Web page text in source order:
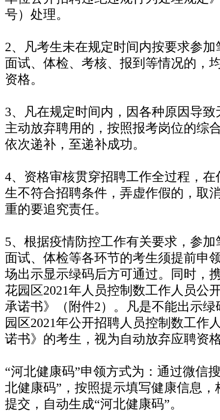
号）处理。
2、凡考生未在规定时间内按要求参
面试、体检、考核、报到等情况的，
资格。
3、凡在规定时间内，因各种原因导
主动放弃聘用的，按照报考岗位的综
依次递补，至递补成功。
4、资格审核贯穿招聘工作全过程，
生不符合招聘条件，弄虚作假的，取
重的要追究责任。
5、根据疫情防控工作有关要求，参
面试、体检等各环节的考生须提前申
场出示显示绿码后方可通过。同时，
花园区2021年人员控制数工作人员公
承诺书》（附件2）。凡是不能出示
园区2021年公开招聘人员控制数工作
诺书》的考生，视为自动放弃应聘资
“河北健康码”申领方式为：通过微信
北健康码”，按照提示填写健康信息
提交，自动生成“河北健康码”。